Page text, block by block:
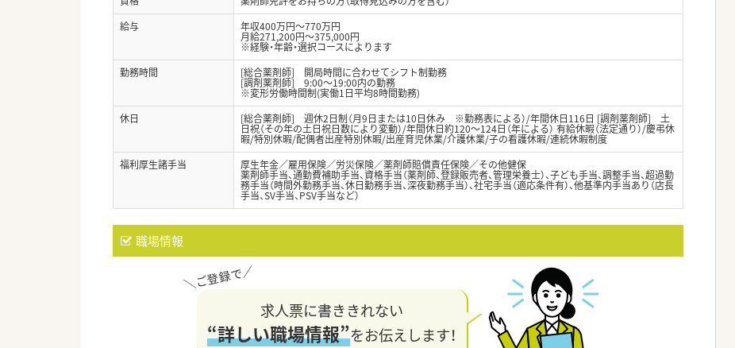
給与
年収400万円～770万円
月給271,200円～375,000円
※経験・年齢・選択コースによります
勤務時間
[総合薬剤師] 開局時間に合わせてシフト制勤務
[調剤薬剤師] 9:00～19:00内の勤務
※変形労働時間制(実働1日平均8時間勤務)
休日
[総合薬剤師] 週休2日制（月9日または10日休み ※勤務表による）/年間休日116日 [調剤薬剤師] 土
日祝（その年の土日祝日数により変動）/年間休日約120～124日（年による） 有給休暇（法定通り）/慶弔休
暇/特別休暇/配偶者出産特別休暇/出産育児休業/介護休業/子の看護休暇/連続休暇制度
福利厚生諸手当
厚生年金／雇用保険／労災保険／薬剤師賠償責任保険／その他健保
薬剤師手当、通勤費補助手当、資格手当（薬剤師、登録販売者、管理栄養士）、子ども手当、調整手当、超過勤
務手当（時間外勤務手当、休日勤務手当、深夜勤務手当）、社宅手当（適応条件有）、他基準内手当あり（店長
手当、SV手当、PSV手当など）
職場情報
求人票に書ききれない
“詳しい職場情報”をお伝えします！